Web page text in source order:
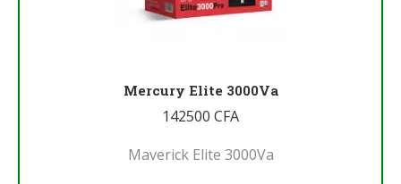
Mercury Elite 3000Va
142500 CFA
Maverick Elite 3000Va